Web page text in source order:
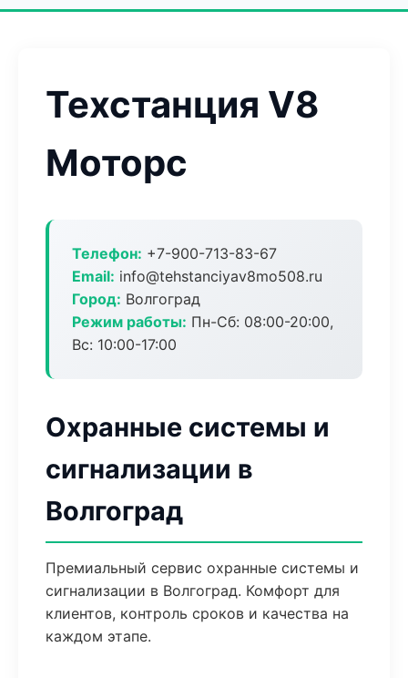
Техстанция V8
Моторс
Телефон: +7-900-713-83-67
Email: info@tehstanciyav8mo508.ru
Город: Волгоград
Режим работы: Пн-Сб: 08:00-20:00,
Вс: 10:00-17:00
Охранные системы и
сигнализации в
Волгоград
Премиальный сервис охранные системы и
сигнализации в Волгоград. Комфорт для
клиентов, контроль сроков и качества на
каждом этапе.